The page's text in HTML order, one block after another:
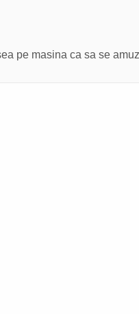
pe masina ca sa se